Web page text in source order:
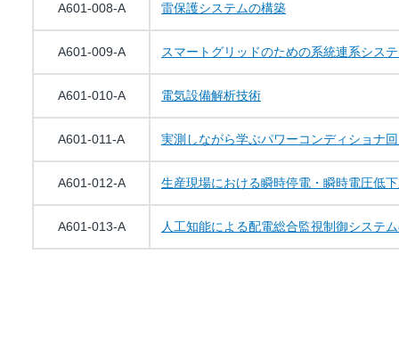
A601-008-A 雷保護システムの構築
A601-009-A スマートグリッドのための系統連系シス
A601-010-A 電気設備解析技術
A601-011-A 実測しながら学ぶパワーコンディショナ
A601-012-A 生産現場における瞬時停電・瞬時電圧低
A601-013-A 人工知能による配電総合監視制御システ